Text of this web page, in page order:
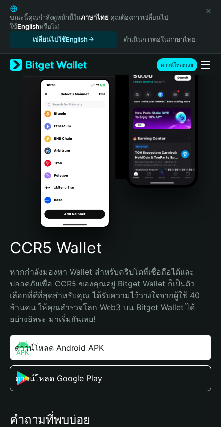
English
日本語
Tiếng Việt
Español (Latinoamérica)
Türkçe
Italiano
Português (Portugal)
Bahasa Indonesia
Português (Brasil)
Español (Argentina)
ขณะนี้คุณกำลังดูหน้านี้ในภาษาไทย คุณต้องการเปลี่ยนไป
ใช้Englishหรือไม่
เปลี่ยนไปใช้English
ดำเนินการต่อในภาษาไทย
ดาวน์โหลดเลย
CCR5 Wallet
หากกำลังมองหา Wallet สำหรับคริปโตที่เชื่อถือได้และ
ปลอดภัยเพื่อ CCR5 ของคุณอยู่ Bitget Wallet ก็เป็นตัว
เลือกที่ดีที่สุดสำหรับคุณ ได้รับความไว้วางใจจากผู้ใช้ 40
ล้านคน ให้คุณสำรวจโลก Web3 บน Bitget Wallet ได้
อย่างอิสระ มาเริ่มกันเลย!
ดาวน์โหลด Android APK
ดาวน์โหลด Google Play
คำถามที่พบบ่อย